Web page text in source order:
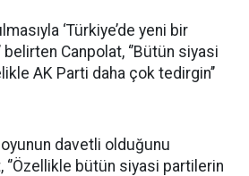
‘Türkiye’de yeni bir
belirten Canpolat, ‘’Bütün siyasi
AK Parti daha çok tedirgin’’
davetli olduğunu
bütün siyasi partilerin